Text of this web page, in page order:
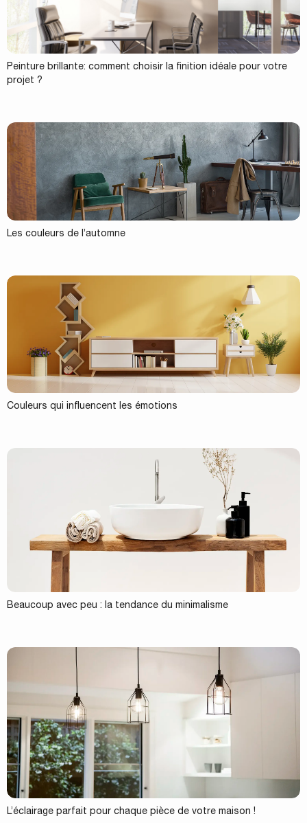
Peinture brillante: comment choisir la finition idéale pour votre
projet ?
Les couleurs de l’automne
Couleurs qui influencent les émotions
Beaucoup avec peu : la tendance du minimalisme
L’éclairage parfait pour chaque pièce de votre maison !